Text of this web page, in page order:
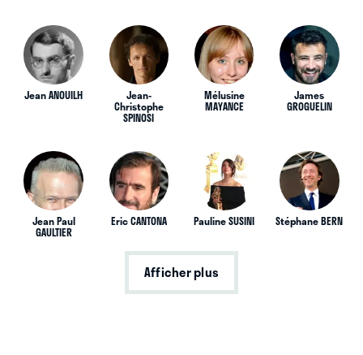
Jean ANOUILH Jean-
Christophe
SPINOSI
Mélusine
MAYANCE
James
GROGUELIN
Jean Paul
GAULTIER
Eric CANTONA Pauline SUSINI Stéphane BERN
Afficher plus